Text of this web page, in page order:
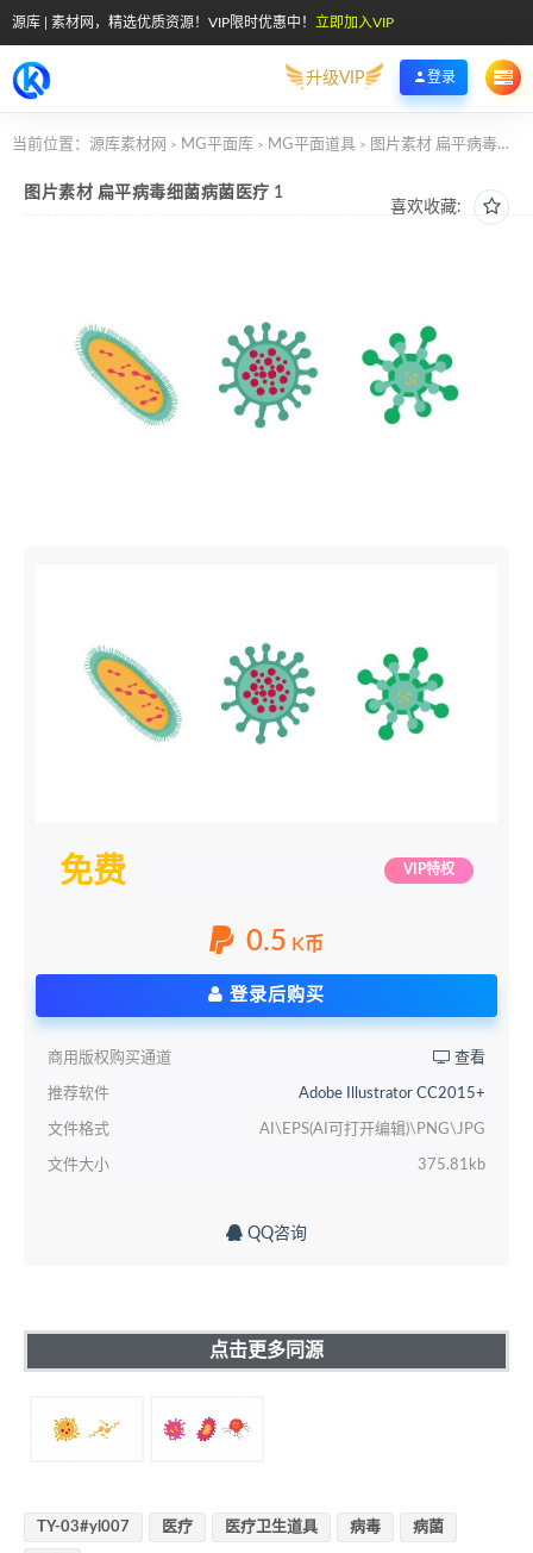
源库 | 素材网，精选优质资源！VIP限时优惠中！ 立即加入VIP
升级VIP 登录
当前位置： 源库素材网 > MG平面库 > MG平面道具 > 图片素材 扁平病毒细菌病菌医疗 1
喜欢收藏:
图片素材 扁平病毒细菌病菌医疗 1
免费 VIP特权
0.5 K币
登录后购买
商用版权购买通道 查看
推荐软件 Adobe Illustrator CC2015+
文件格式 AI\EPS(AI可打开编辑)\PNG\JPG
文件大小 375.81kb
QQ咨询
点击更多同源
TY-03#yl007 医疗 医疗卫生道具 病毒 病菌